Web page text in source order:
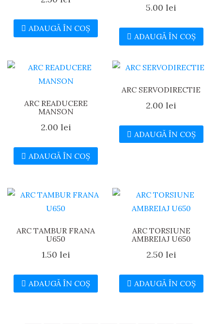
ADAUGĂ ÎN COȘ
5.00lei
ADAUGĂ ÎN COȘ
ARC READUCERE
MANSON
2.00 lei
ADAUGĂ ÎN COȘ
ARC SERVODIRECTIE
2.00lei
ADAUGĂ ÎN COȘ
ARC TAMBUR FRANA
U650
1.50 lei
ADAUGĂ ÎN COȘ
ARC TORSIUNE
AMBREIAJ U650
2.50 lei
ADAUGĂ ÎN COȘ